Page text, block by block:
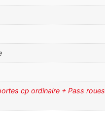
cp ordinaire + Pass roues